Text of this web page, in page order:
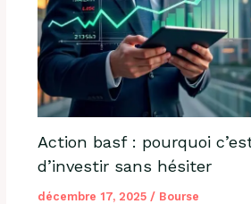
Action basf : pourquoi
d’investir sans hésiter
décembre 17, 2025 / Bourse